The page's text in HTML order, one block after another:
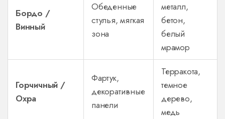
Бордо /
Винный
Обеденные
стулья, мягкая
зона
металл,
бетон,
белый
мрамор
Горчичный /
Охра
Фартук,
декоративные
панели
Терракота,
темное
дерево,
медь